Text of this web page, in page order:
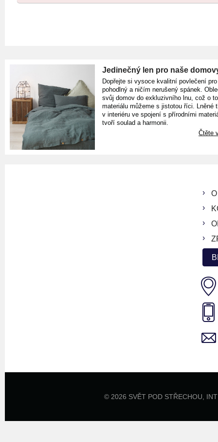
Jedinečný len pro naše
Dopřejte si vysoce kvalitní povlečení pro
pohodlný a ničím nerušený spánek.
svůj domov do exkluzivního lnu, což o
materiálu můžeme s jistotou říci. Lněné
v interiéru ve spojení s přírodními
tvoří soulad a harmonii.
Čtěte
© 2026 SVĚT POD STŘECHOU,